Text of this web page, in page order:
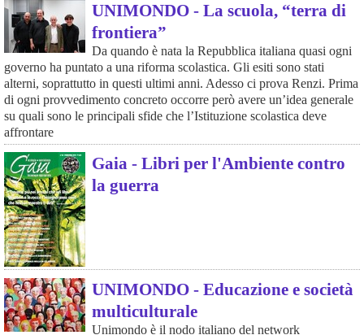
UNIMONDO - La scuola, “terra di
frontiera”
Da quando è nata la Repubblica italiana quasi ogni
governo ha puntato a una riforma scolastica. Gli esiti sono stati
alterni, soprattutto in questi ultimi anni. Adesso ci prova Renzi. Prima
di ogni provvedimento concreto occorre però avere un’idea generale
su quali sono le principali sfide che l’Istituzione scolastica deve
affrontare
Gaia - Libri per l'Ambiente contro
la guerra
UNIMONDO - Educazione e società
multiculturale
Unimondo è il nodo italiano del network